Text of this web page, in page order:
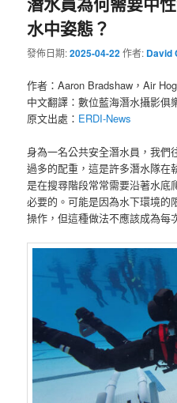
水中姿態？
發佈日期:2025-04-22作者: David
作者：Aaron Bradshaw，Air
中文翻譯：數位藍海潛水攝影俱
原文出處： ERDI-News
身為一名公共安全潛水員，我們
過多的配重，這是許多潛水隊在
是在搜尋階段常常需要沿著水底
必要的。可能是因為水下環境的
操作，但這種做法不應該成為每